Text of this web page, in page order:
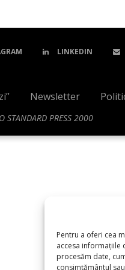
Pentru a oferi cea
accesa informațiile
procesăm date,
consimțământul
LINKEDIN
Newsletter
STANDARD PRESS 2000